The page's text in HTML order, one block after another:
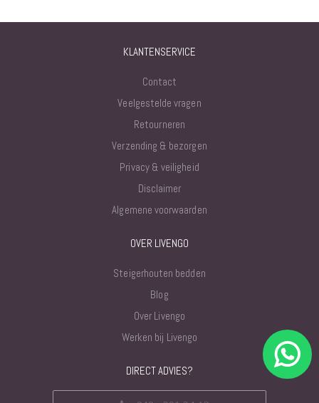
KLANTENSERVICE
Contact
Veelgestelde vragen
Retourneren
Verzending & bezorgen
Privacy & veiligheid
Disclaimer
Algemene voorwaarden
OVER LIVENGO
Steigerhouten bedden
Blog
Over Livengo
Werken bij Livengo
DIRECT ADVIES?